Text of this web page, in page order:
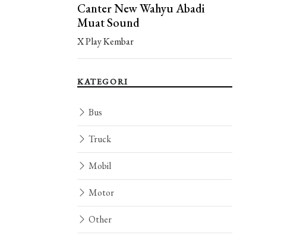
Canter New Wahyu Abadi
Muat Sound
X Play Kembar
KATEGORI
Bus
Truck
Mobil
Motor
Other